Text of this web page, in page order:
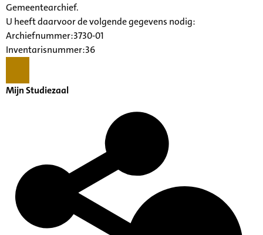
Gemeentearchief.
U heeft daarvoor de volgende gegevens nodig:
Archiefnummer:3730-01
Inventarisnummer:36
Mijn Studiezaal